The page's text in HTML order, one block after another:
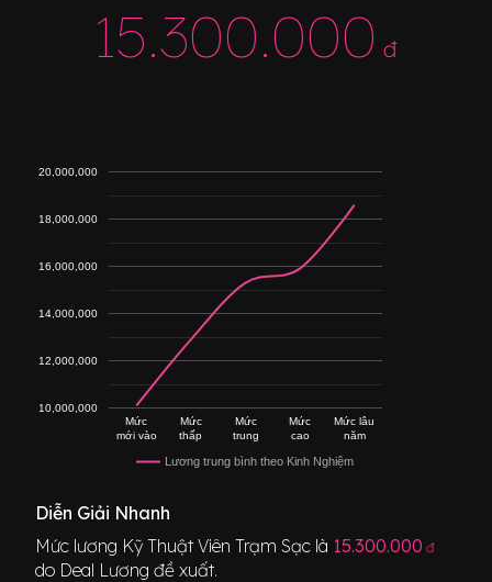
15.300.000 đ
Lương trung bình theo Kinh Nghiệm
Mức
mới vào
Mức
thấp
Mức
trung
Mức
cao
Mức lâu
năm
10,000,000
12,000,000
14,000,000
16,000,000
18,000,000
20,000,000
Diễn Giải Nhanh
Mức lương Kỹ Thuật Viên Trạm Sạc là 15.300.000 đ
do Deal Lương đề xuất.